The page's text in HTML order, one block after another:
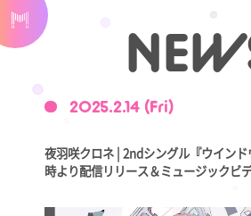
2025.2.14 (Fri)
夜羽咲クロネ | 2ndシングル『ウイン
時より配信リリース＆ミュージックビ